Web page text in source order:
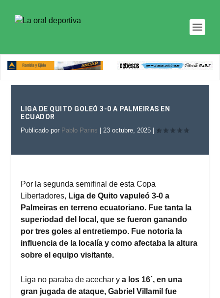
LIGA DE QUITO GOLEÓ 3-0 A PALMEIRAS EN
ECUADOR
Publicado por Pablo Parins |23 octubre, 2025
Por la segunda semifinal de esta Copa
Libertadores, Liga de Quito vapuleó 3-0 a
Palmeiras en terreno ecuatoriano. Fue tanta la
superiodad del local, que se fueron ganando
por tres goles al entretiempo. Fue notoria la
influencia de la localía y como afectaba la altura
sobre el equipo visitante.
Liga no paraba de acechar ya los 16´, en una
gran jugada de ataque, Gabriel Villamil fue